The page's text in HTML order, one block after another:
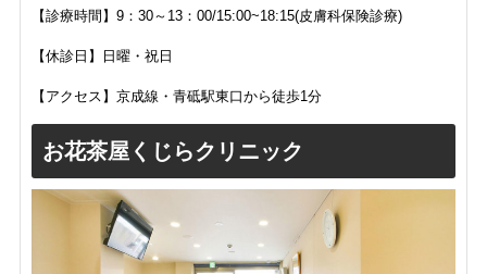
【診療時間】 9：30～13：00/15:00~18:15(皮膚科保険診療)
【休診日】日曜・祝日
【アクセス】 京成線・青砥駅東口から徒歩1分
お花茶屋くじらクリニック